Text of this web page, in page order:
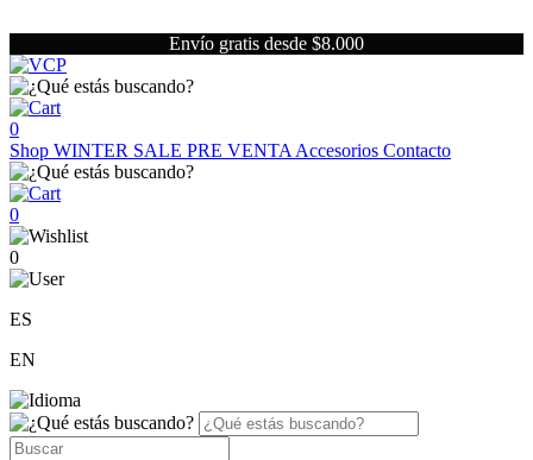
Envío gratis desde $8.000
0
Shop WINTER SALE PRE VENTA Accesorios Contacto
0
0
ES
EN